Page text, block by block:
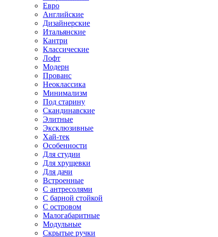
Евро
Английские
Дизайнерские
Итальянские
Кантри
Классические
Лофт
Модерн
Прованс
Неоклассика
Минимализм
Под старину
Скандинавские
Элитные
Эксклюзивные
Хай-тек
Особенности
Для студии
Для хрущевки
Для дачи
Встроенные
С антресолями
С барной стойкой
С островом
Малогабаритные
Модульные
Скрытые ручки